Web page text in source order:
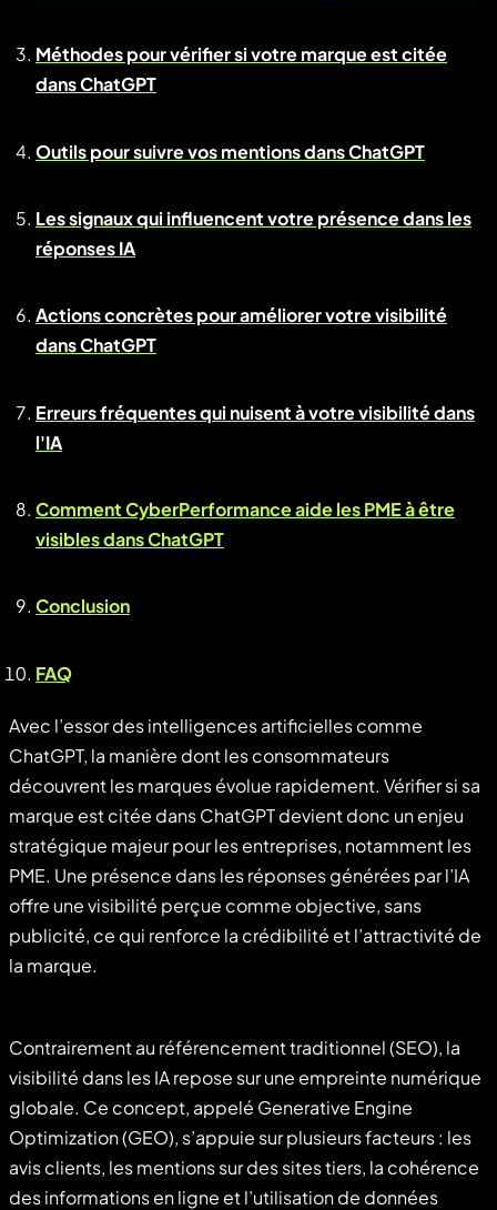
Méthodes pour vérifier si votre marque est citée
dans ChatGPT
Outils pour suivre vos mentions dans ChatGPT
Les signaux qui influencent votre présence dans les
réponses IA
Actions concrètes pour améliorer votre visibilité
dans ChatGPT
Erreurs fréquentes qui nuisent à votre visibilité dans
l'IA
Comment CyberPerformance aide les PME à être
visibles dans ChatGPT
Conclusion
FAQ
Avec l’essor des intelligences artificielles comme
ChatGPT, la manière dont les consommateurs
découvrent les marques évolue rapidement. Vérifier si sa
marque est citée dans ChatGPT devient donc un enjeu
stratégique majeur pour les entreprises, notamment les
PME. Une présence dans les réponses générées par l’IA
offre une visibilité perçue comme objective, sans
publicité, ce qui renforce la crédibilité et l’attractivité de
la marque.
Contrairement au référencement traditionnel (SEO), la
visibilité dans les IA repose sur une empreinte numérique
globale. Ce concept, appelé Generative Engine
Optimization (GEO), s’appuie sur plusieurs facteurs : les
avis clients, les mentions sur des sites tiers, la cohérence
des informations en ligne et l’utilisation de données